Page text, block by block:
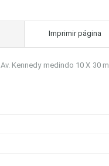
Imprimir página
Kennedy medindo 10 X 30 m